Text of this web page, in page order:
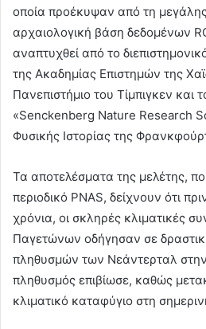
οποία προέκυψαν από τη
αρχαιολογική βάση δεδομένων
αναπτυχθεί από το
της Ακαδημίας Επιστημών της
Πανεπιστήμιο του Τίμπιγκεν και
«Senckenberg Nature Research
Φυσικής Ιστορίας της
Τα αποτελέσματα της μελέτης,
περιοδικό PNAS, δείχνουν ότι
χρόνια, οι σκληρές κλιματικές
Παγετώνων οδήγησαν σε
πληθυσμών των Νεάντερταλ
πληθυσμός επιβίωσε, καθώς
κλιματικό καταφύγιο στη